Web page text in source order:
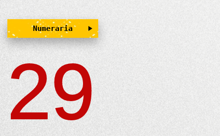
Numeraria
29